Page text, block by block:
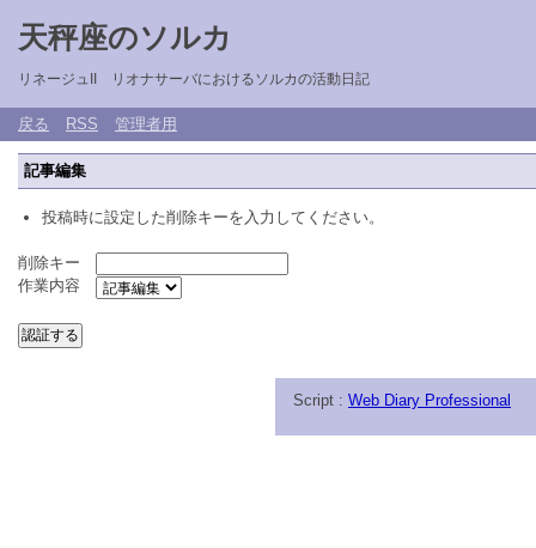
天秤座のソルカ
リネージュII リオナサーバにおけるソルカの活動日記
戻る RSS 管理者用
記事編集
投稿時に設定した削除キーを入力してください。
削除キー
作業内容
Script : Web Diary Professional